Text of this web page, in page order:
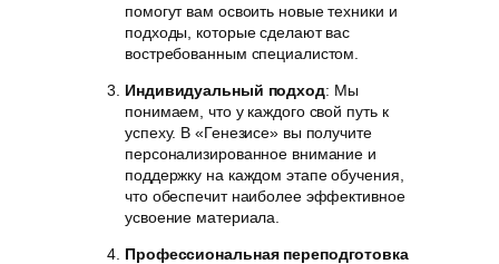
помогут вам освоить новые техники и
подходы, которые сделают вас
востребованным специалистом.
Индивидуальный подход: Мы
понимаем, что у каждого свой путь к
успеху. В «Генезисе» вы получите
персонализированное внимание и
поддержку на каждом этапе обучения,
что обеспечит наиболее эффективное
усвоение материала.
Профессиональная переподготовка